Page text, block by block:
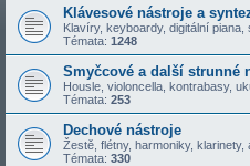
Klávesové nástroje a
Klavíry, keyboardy, digitální piana,
Témata: 1248
Smyčcové a další strunné
Housle, violoncella, kontrabasy,
Témata: 253
Dechové nástroje
Žestě, flétny, harmoniky, klarinety,
Témata: 330